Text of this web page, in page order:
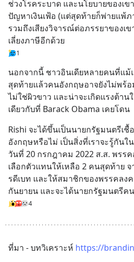
ช่วงโรคระบาด และนโยบายของเ
ปัญหาเงินเฟ้อ (แต่สุดท้ายก็พ่ายแพ้ภ
รวมถึงเสียงวิจารณ์ต่อภรรยาของเ
เลี่ยงภาษีอีกด้วย
1
นอกจากนี้ ชาวอินเดียหลายคนที่แม้
สุดท้ายแล้วคนอังกฤษอาจยังไม่พร้
ไม่ใช่ผิวขาว และน่าจะเกิดแรงต้า
เดียวกับที่ Barack Obama เคยโดน
Rishi จะได้ขึ้นเป็นนายกรัฐมนตรีเ
อังกฤษหรือไม่ เป็นสิ่งที่เราจะรู้กันใ
วันที่ 20 กรกฎาคม 2022 ส.ส. พรร
เลือกตัวแทนให้เหลือ 2 คนสุดท้าย
รดีเบท และให้สมาชิกของพรรคลง
กันยายน และจะได้นายกรัฐมนตรีค
4
ที่มา - บทวิเคราะห์ https://